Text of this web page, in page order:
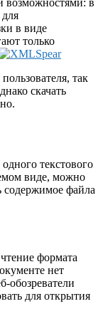
возможностями: в
в виде
только
так
скачать
текстового
виде, можно
содержимое файла
формата
нет
обозреватели
для открытия